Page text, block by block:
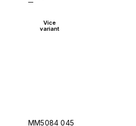
Více
variant
MM5084 045